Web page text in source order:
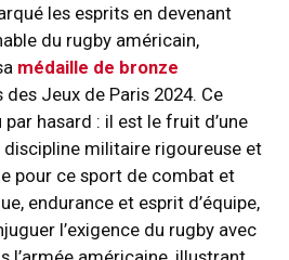
les esprits en devenant
du rugby américain,
médaille de bronze
des Jeux de Paris 2024. Ce
par hasard : il est le fruit d’une
discipline militaire rigoureuse et
pour ce sport de combat et
endurance et esprit d’équipe,
l’exigence du rugby avec